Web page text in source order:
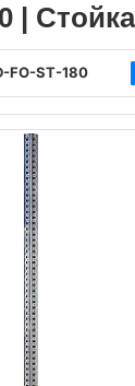
|
FO-ST-180